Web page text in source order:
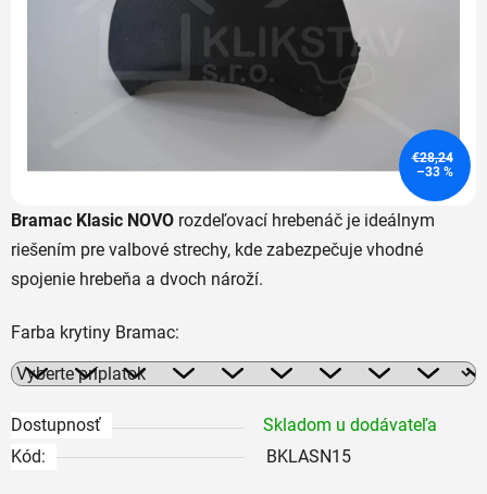
Bramac Klasic NOVO rozdeľovací hrebenáč je ideálnym
riešením pre valbové strechy, kde zabezpečuje vhodné
spojenie hrebeňa a dvoch nároží.
Farba krytiny Bramac:
Dostupnosť
Skladom u dodávateľa
Kód:
BKLASN15
€28,24
–33 %